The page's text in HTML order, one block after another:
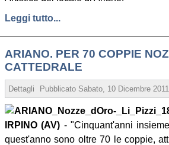
Leggi tutto...
ARIANO. PER 70 COPPIE
CATTEDRALE
Dettagli Pubblicato Sabato, 10 Dicembre 2011
IRPINO (AV) - "Cinquant'anni
quest'anno sono oltre 70 le coppie,